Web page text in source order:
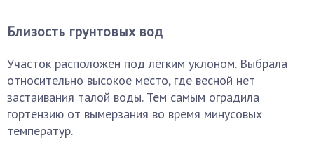
Близость грунтовых вод
Участок расположен под лёгким уклоном. Выбрала
относительно высокое место, где весной нет
застаивания талой воды. Тем самым оградила
гортензию от вымерзания во время минусовых
температур.